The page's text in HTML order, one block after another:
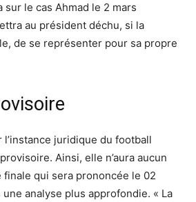
sur le cas Ahmad le 2 mars
au président déchu, si la
de se représenter pour sa propre
l’instance juridique du football
Ainsi, elle n’aura aucun
qui sera prononcée le 02
analyse plus approfondie. « La